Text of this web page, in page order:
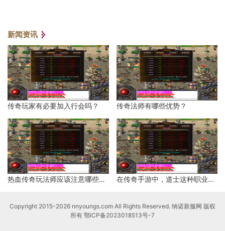
新闻资讯
传奇玩家有必要加入行会吗？ 传奇法师有哪些优势？
热血传奇玩法师应该注意哪些地方？ 在传奇手游中，道士这种职业有哪些优势？
Copyright 2015-2026 nnyoungs.com All Rights Reserved. 纳诺新服网 版权
所有 鄂ICP备2023018513号-7